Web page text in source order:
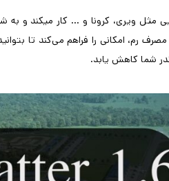
مثل ویری، کرونا و … کار میکند و
مصرف رم، امکانی را فراهم می‌کند تا
شما کاهش یابد.